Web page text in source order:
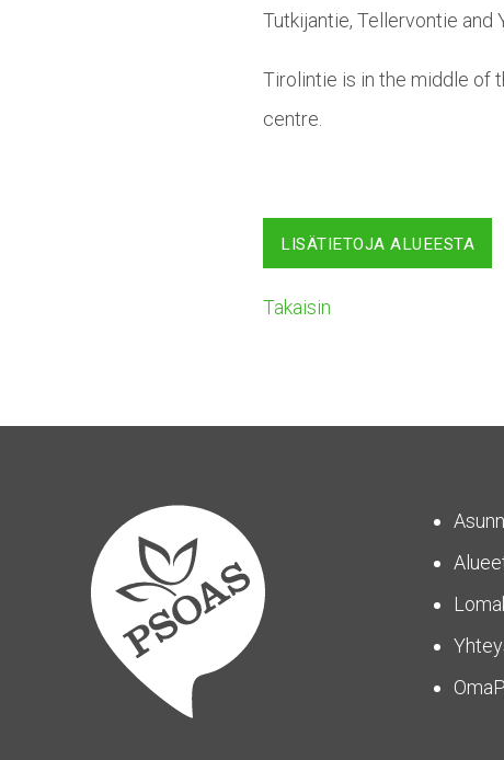
Tutkijantie, Tellervontie and
Tirolintie is in the middle of
centre.
LISÄTIETOJA ALUEESTA
Takaisin